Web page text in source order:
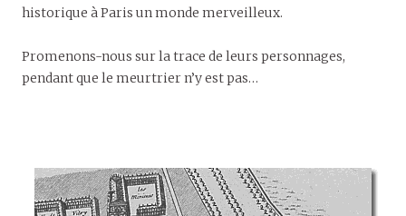
historique à Paris un monde merveilleux.
Promenons-nous sur la trace de leurs personnages,
pendant que le meurtrier n’y est pas…